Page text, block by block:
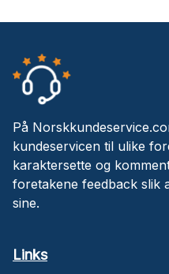
På
kundeservicen til ulike
karaktersette og
foretakene feedback slik
sine.
Links